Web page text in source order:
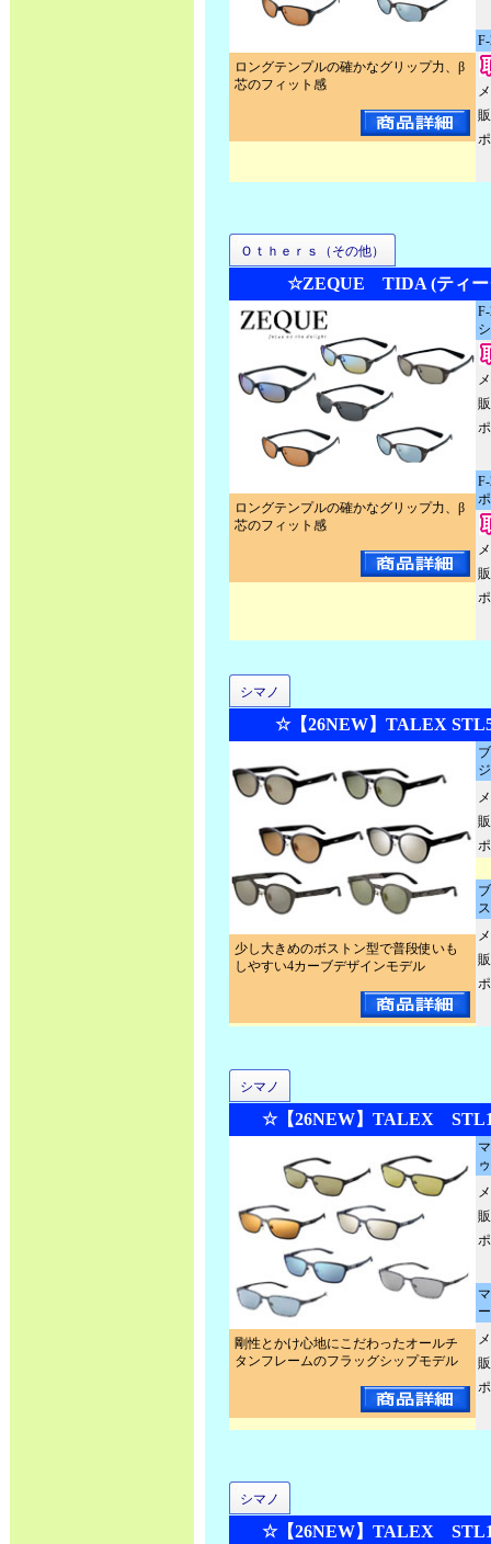
ロングテンプルの確かなグリップ力、β
芯のフィット感
Ｏｔｈｅｒｓ（その他）
☆ZEQUE TIDA (ティー
ロングテンプルの確かなグリップ力、β
芯のフィット感
シマノ
☆【26NEW】TALEX
少し大きめのボストン型で普段使いも
しやすい4カーブデザインモデル
ジ
シマノ
☆【26NEW】TALEX
剛性とかけ心地にこだわったオールチ
タンフレームのフラッグシップモデル
シマノ
☆【26NEW】TALEX